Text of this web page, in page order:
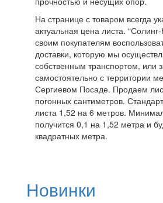
На странице с товаром всегда
актуальная цена листа.
своим покупателям
доставки, которую мы
собственным транспортом, или
самостоятельно с территории
Сергиевом Посаде. Продаем
погонных сантиметров.
листа 1,52 на 6 метров.
получится 0,1 на 1,52 метра и
квадратных метра.
Новинки